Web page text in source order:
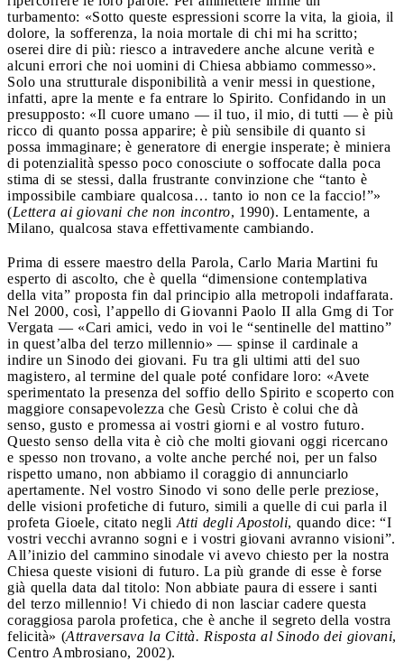
turbamento: «Sotto queste espressioni scorre la vita, la gioia, il
dolore, la sofferenza, la noia mortale di chi mi ha scritto;
oserei dire di più: riesco a intravedere anche alcune verità e
alcuni errori che noi uomini di Chiesa abbiamo commesso».
Solo una strutturale disponibilità a venir messi in questione,
infatti, apre la mente e fa entrare lo Spirito. Confidando in un
presupposto: «Il cuore umano — il tuo, il mio, di tutti — è più
ricco di quanto possa apparire; è più sensibile di quanto si
possa immaginare; è generatore di energie insperate; è miniera
di potenzialità spesso poco conosciute o soffocate dalla poca
stima di se stessi, dalla frustrante convinzione che “tanto è
impossibile cambiare qualcosa… tanto io non ce la faccio!”»
(Lettera ai giovani che non incontro, 1990). Lentamente, a
Milano, qualcosa stava effettivamente cambiando.
Prima di essere maestro della Parola, Carlo Maria Martini fu
esperto di ascolto, che è quella “dimensione contemplativa
della vita” proposta fin dal principio alla metropoli indaffarata.
Nel 2000, così, l’appello di Giovanni Paolo II alla Gmg di Tor
Vergata — «Cari amici, vedo in voi le “sentinelle del mattino”
in quest’alba del terzo millennio» — spinse il cardinale a
indire un Sinodo dei giovani. Fu tra gli ultimi atti del suo
magistero, al termine del quale poté confidare loro: «Avete
sperimentato la presenza del soffio dello Spirito e scoperto con
maggiore consapevolezza che Gesù Cristo è colui che dà
senso, gusto e promessa ai vostri giorni e al vostro futuro.
Questo senso della vita è ciò che molti giovani oggi ricercano
e spesso non trovano, a volte anche perché noi, per un falso
rispetto umano, non abbiamo il coraggio di annunciarlo
apertamente. Nel vostro Sinodo vi sono delle perle preziose,
delle visioni profetiche di futuro, simili a quelle di cui parla il
profeta Gioele, citato negli Atti degli Apostoli, quando dice: “I
vostri vecchi avranno sogni e i vostri giovani avranno visioni”.
All’inizio del cammino sinodale vi avevo chiesto per la nostra
Chiesa queste visioni di futuro. La più grande di esse è forse
già quella data dal titolo: Non abbiate paura di essere i santi
del terzo millennio! Vi chiedo di non lasciar cadere questa
coraggiosa parola profetica, che è anche il segreto della vostra
felicità» (Attraversava la Città. Risposta al Sinodo dei giovani,
Centro Ambrosiano, 2002).